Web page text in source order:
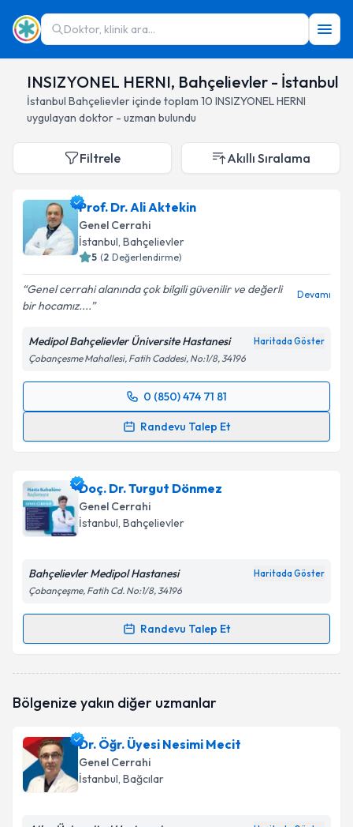
Doktor, klinik ara...
INSIZYONEL HERNI, Bahçelievler - İstanbul
İstanbul Bahçelievleriçinde toplam 10 INSIZYONEL HERNI
uygulayan doktor - uzman bulundu
Filtrele Akıllı Sıralama
Prof. Dr. Ali Aktekin
Genel Cerrahi
İstanbul, Bahçelievler
5 (2 Değerlendirme)
Genel cerrahi alanında çok bilgili güvenilir ve değerli
bir hocamız....
Devamı
Medipol Bahçelievler Üniversite Hastanesi Haritada Göster
Çobançesme Mahallesi, Fatih Caddesi, No:1/8, 34196
0 (850) 474 71 81
Randevu Talep Et
Randevu Takvimi Talebi
takvim hazırlandığında e-posta ile bilgilendireceğiz.
E-posta Adresiniz
Kişisel verilerimin işlenmesine ilişkin
Metni'ni okudum ve kişisel verilerimin belirtilen
kapsamda işlenmesini kabul ediyorum.
Takvim Talebini Gönder
Doç. Dr. Turgut Dönmez
Genel Cerrahi
İstanbul, Bahçelievler
Bahçelievler Medipol Hastanesi Haritada Göster
Çobançeşme, Fatih Cd. No:1/8, 34196
Randevu Talep Et
Randevu Takvimi Talebi
oluşturun. Size bu uzmandan randevu almanız için bir
E-posta Adresiniz
Bölgenize yakın diğer uzmanlar
Dr. Öğr. Üyesi Nesimi Mecit
Genel Cerrahi
İstanbul, Bağcılar